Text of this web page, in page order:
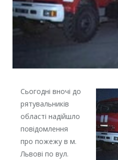
Сьогодні вночі до
рятувальників
області надійшло
повідомлення
про пожежу в м.
Львові по вул.